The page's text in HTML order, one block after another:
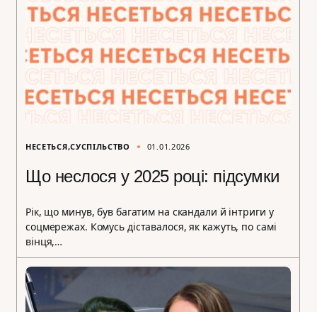
НЕСЕТЬСЯ СУСПІЛЬСТВО 01.01.2026
Що неслося у 2025 році: підсумки
Рік, що минув, був багатим на скандали й інтриги у
соцмережах. Комусь діставалося, як кажуть, по самі
вінця,…